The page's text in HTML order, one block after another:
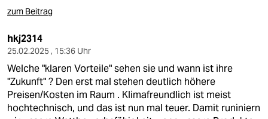
zum Beitrag
hkj2314
25.02.2025 , 15:36 Uhr
Welche "klaren Vorteile" sehen sie und wann ist ihre
"Zukunft" ? Den erst mal stehen deutlich höhere
Preisen/Kosten im Raum . Klimafreundlich ist meist
hochtechnisch, und das ist nun mal teuer. Damit runiniern